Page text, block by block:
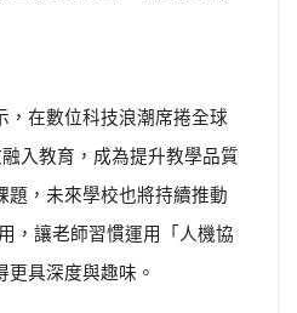
，在數位科技浪潮席捲全球
入教育，成為提升教學品質
題，未來學校也將持續推動
，讓老師習慣運用「人機協
具深度與趣味。